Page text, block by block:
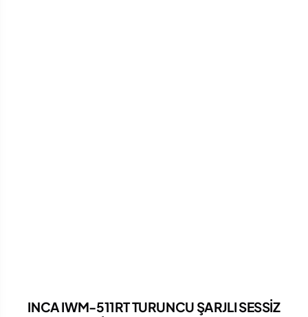
INCA IWM-511RT TURUNCU ŞARJLI SESSİZ